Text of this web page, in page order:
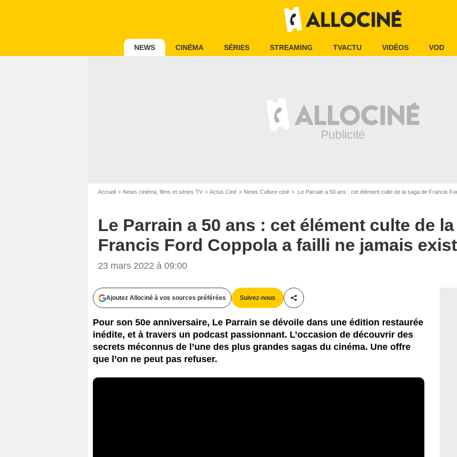
NEWS CINÉMA SÉRIES STREAMING TVACTU VIDÉOS VOD
Accueil News cinéma, films et séries TV Actus Ciné News Culture ciné Le Parrain a 50 ans : cet élément culte de la saga de Francis
Le Parrain a 50 ans : cet élément culte de
Francis Ford Coppola a failli ne jamais
23 mars 2022 à 09:00
Ajoutez Allociné à vos sources préférées Suivez-nous
Partager cet article
Pour son 50e anniversaire, Le Parrain se dévoile dans une édition restaurée
inédite, et à travers un podcast passionnant. L’occasion de découvrir des
secrets méconnus de l’une des plus grandes sagas du cinéma. Une offre
que l’on ne peut pas refuser.